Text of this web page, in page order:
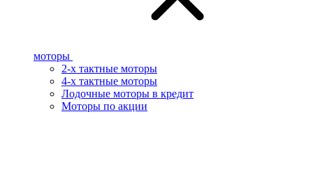
моторы
2-х тактные моторы
4-х тактные моторы
Лодочные моторы в кредит
Моторы по акции